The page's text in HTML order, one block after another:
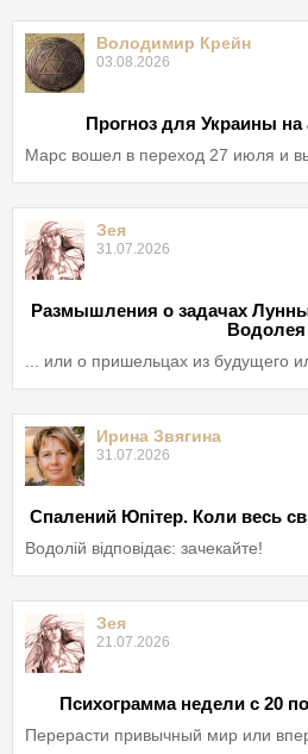
Володимир Крейн
03.08.2026
Прогноз для Украины на
Марс вошел в переход 27 июля и
Зея
31.07.2026
Размышления о задачах
Водолея
... или о пришельцах из будущего
Ирина Звягина
31.07.2026
Спалений Юпітер. Коли весь
Водолій відповідає: зачекайте!
Зея
21.07.2026
Психограмма недели с 20
Перерасти привычный мир или